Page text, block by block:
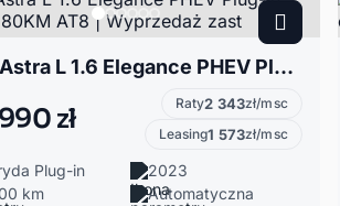
Opel Astra L 1.6 Elegance PHEV Plug-in Hybrid 180KM AT8 | Wyprzedaż zast
zł Raty2 343zł/msc
Leasing1 573zł/msc
Plug-in
2023
km
Automatyczna